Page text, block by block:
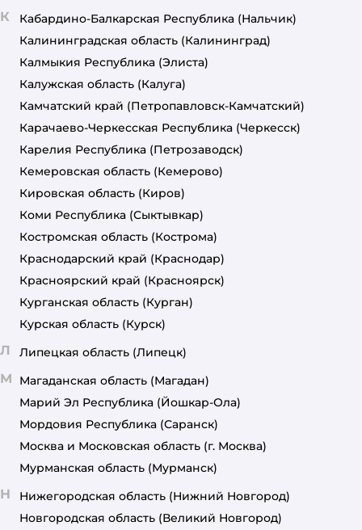
К Кабардино-Балкарская Республика (Нальчик)
Калининградская область (Калининград)
Калмыкия Республика (Элиста)
Калужская область (Калуга)
Камчатский край (Петропавловск-Камчатский)
Карачаево-Черкесская Республика (Черкесск)
Карелия Республика (Петрозаводск)
Кемеровская область (Кемерово)
Кировская область (Киров)
Коми Республика (Сыктывкар)
Костромская область (Кострома)
Краснодарский край (Краснодар)
Красноярский край (Красноярск)
Курганская область (Курган)
Курская область (Курск)
Л Липецкая область (Липецк)
М Магаданская область (Магадан)
Марий Эл Республика (Йошкар-Ола)
Мордовия Республика (Саранск)
Москва и Московская область (г. Москва)
Мурманская область (Мурманск)
Н Нижегородская область (Нижний Новгород)
Новгородская область (Великий Новгород)